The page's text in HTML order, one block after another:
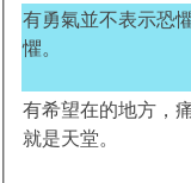
有勇氣並不表示恐
懼。
有希望在的地方，
就是天堂。